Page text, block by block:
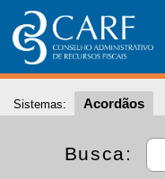
Sistemas: Acordãos
Busca: